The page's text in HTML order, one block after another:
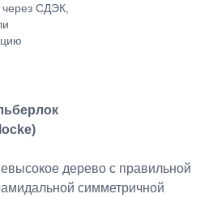
СДЭК,
дерево с правильной
симметричной